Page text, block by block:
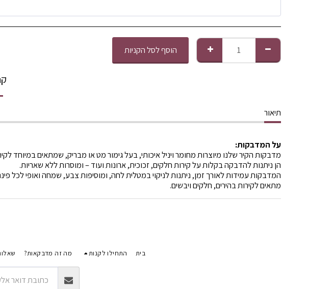
הוסף לסל הקניות
תיאור
על המדבקות:
מדבקות הקיר שלנו מיוצרות מחומר ויניל איכותי, בעל גימור מט או מבריק, שמתאים במיוחד
הן ניתנות להדבקה בקלות על קירות חלקים, זכוכית, ארונות ועוד – ומוסרות ללא שאריות.
המדבקות עמידות לאורך זמן, ניתנות לניקוי במטלית לחה, ומוסיפות צבע, שמחה ואופי לכל
מתאים לקירות בהירים, חלקים ויבשים.
בית התחילו לקנות מה זה מדבקאות?